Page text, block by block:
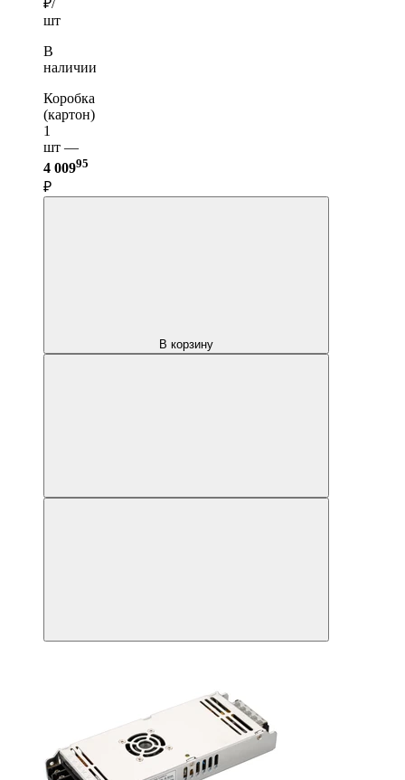
₽/
шт
В
наличии
Коробка
(картон)
1
шт —
4 00995
₽
В корзину